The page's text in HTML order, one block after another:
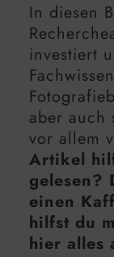
In diesen
investiert
aber auch
vor allem
Artikel
gelesen?
einen
hilfst du
hier alles